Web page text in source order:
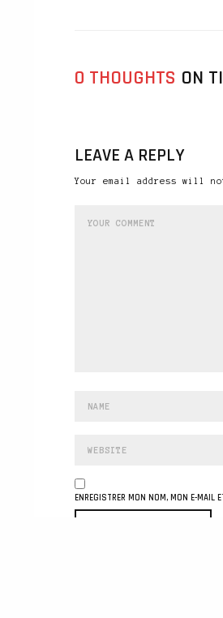
0 THOUGHTS ON
LEAVE A REPLY
Your email address will
ENREGISTRER MON NOM, MON E-MAIL